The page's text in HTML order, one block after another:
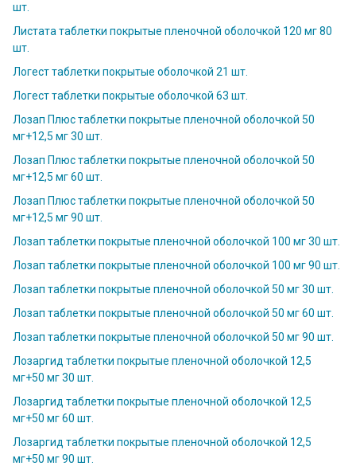
шт.
Листата таблетки покрытые пленочной оболочкой 120 мг 80
шт.
Логест таблетки покрытые оболочкой 21 шт.
Логест таблетки покрытые оболочкой 63 шт.
Лозап Плюс таблетки покрытые пленочной оболочкой 50
мг+12,5 мг 30 шт.
Лозап Плюс таблетки покрытые пленочной оболочкой 50
мг+12,5 мг 60 шт.
Лозап Плюс таблетки покрытые пленочной оболочкой 50
мг+12,5 мг 90 шт.
Лозап таблетки покрытые пленочной оболочкой 100 мг 30 шт.
Лозап таблетки покрытые пленочной оболочкой 100 мг 90 шт.
Лозап таблетки покрытые пленочной оболочкой 50 мг 30 шт.
Лозап таблетки покрытые пленочной оболочкой 50 мг 60 шт.
Лозап таблетки покрытые пленочной оболочкой 50 мг 90 шт.
Лозаргид таблетки покрытые пленочной оболочкой 12,5
мг+50 мг 30 шт.
Лозаргид таблетки покрытые пленочной оболочкой 12,5
мг+50 мг 60 шт.
Лозаргид таблетки покрытые пленочной оболочкой 12,5
мг+50 мг 90 шт.